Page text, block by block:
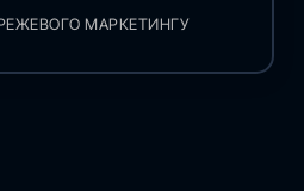
МАРКЕТИНГУ